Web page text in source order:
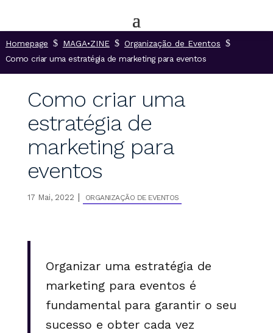
Homepage $ MAGA•ZINE $ Organização de Eventos $
Como criar uma estratégia de marketing para eventos
Como criar uma
estratégia de
marketing para
eventos
17 Mai, 2022 | ORGANIZAÇÃO DE EVENTOS
Organizar uma estratégia de
marketing para eventos é
fundamental para garantir o seu
sucesso e obter cada vez